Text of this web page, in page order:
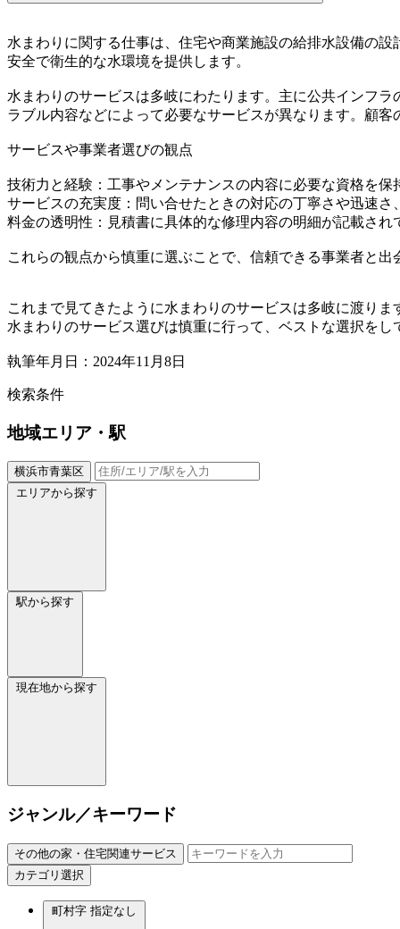
水まわりに関する仕事は、住宅や商業施設の給排水設備の
安全で衛生的な水環境を提供します。
水まわりのサービスは多岐にわたります。主に公共インフ
ラブル内容などによって必要なサービスが異なります。顧
サービスや事業者選びの観点
技術力と経験：工事やメンテナンスの内容に必要な資格を
サービスの充実度：問い合せたときの対応の丁寧さや迅速
料金の透明性：見積書に具体的な修理内容の明細が記載さ
これらの観点から慎重に選ぶことで、信頼できる事業者と出
これまで見てきたように水まわりのサービスは多岐に渡り
水まわりのサービス選びは慎重に行って、ベストな選択をし
執筆年月日：2024年11月8日
検索条件
地域エリア・駅
横浜市青葉区
エリアから探す
駅から探す
現在地から探す
ジャンル／キーワード
その他の家・住宅関連サービス
カテゴリ選択
町村字 指定なし